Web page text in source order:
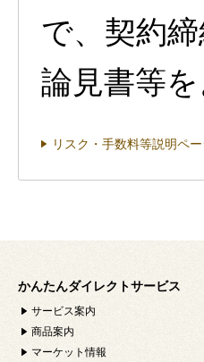
で、契約
論見書等
リスク・手数料等説明ペー
かんたんダイレクトサービス
サービス案内
商品案内
マーケット情報